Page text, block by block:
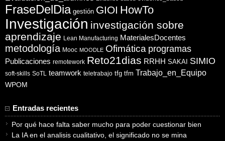
FraseDelDia gestión GIOI HowTo
Investigación investigación sobre
aprendizaje Lean Manufacturing MaterialesDocentes
metodología Mooc MOODLE Ofimática programas
Publicaciones remotework Reto21dias RRHH SAKAI SIMIO
soft-skills SoTL teamwork teletrabajo tfg tfm Trabajo_en_Equipo
WPOM
Entradas recientes
Por qué hace falta saber mucho para poder cuestionar bien
La IA en el analisis cualitativo, el significado no se mina